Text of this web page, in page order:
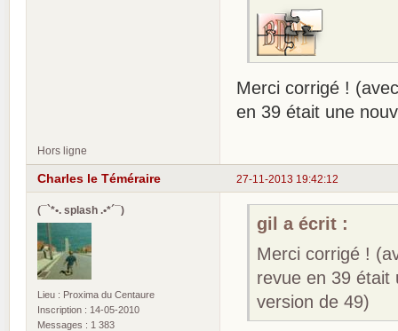
Merci corrigé !
en 39 était une
Hors ligne
27-11-2013 19:42:12
Charles le Téméraire
(¯`*•. splash .•*´¯)
Lieu : Proxima du Centaure
Inscription : 14-05-2010
Messages : 1 383
gil a écrit :
Merci corrigé !
revue en 39 était
version de 49)